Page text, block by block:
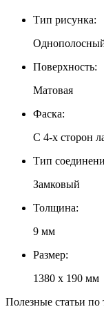
Тип рисунка:
Поверхность:
Матовая
Фаска:
С 4-x сторон
Тип
Замковый
Толщина:
9 мм
Размер:
1380 х 190 мм
Полезные статьи по